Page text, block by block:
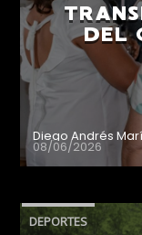
DEL
Diego Andrés
08/06/2026
DEPORTES